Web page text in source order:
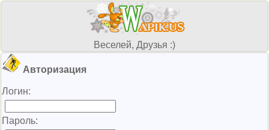
Веселей, Друзья :)
Авторизация
Логин:
Пароль: